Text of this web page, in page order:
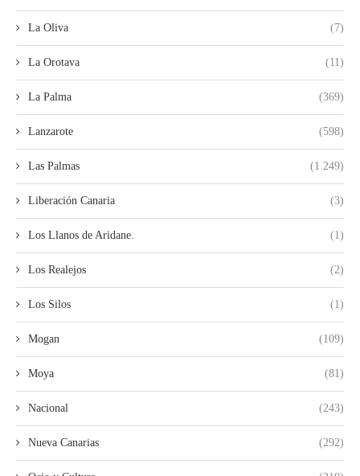
La Oliva (7)
La Orotava (11)
La Palma (369)
Lanzarote (598)
Las Palmas (1.249)
Liberación Canaria (3)
Los Llanos de Aridane. (1)
Los Realejos (2)
Los Silos (1)
Mogan (109)
Moya (81)
Nacional (243)
Nueva Canarias (292)